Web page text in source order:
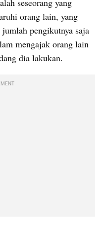
seseorang yang
orang lain, yang
pengikutnya saja
mengajak orang lain
dia lakukan.